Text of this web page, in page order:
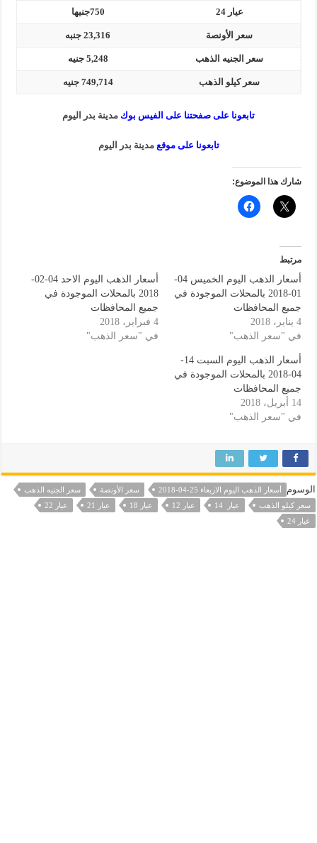
عيار 24 750جنيها
سعر الأونصة 23,316 جنبه
سعر الجنيه الذهب 5,248 جنيه
سعر كيلو الذهب 749,714 جنيه
تابعونا على صفحتنا على الفيس بوك مدينة بدر اليوم
تابعونا على موقع مدينة بدر اليوم
شارك هذا الموضوع:
مرتبط
أسعار الذهب اليوم الخميس 04-
01-2018 بالمحلات الموجودة في
جميع المحافظات
4 يناير، 2018
في "سعر الذهب"
أسعار الذهب اليوم الاحد 04-02-
2018 بالمحلات الموجودة في
جميع المحافظات
4 فبراير، 2018
في "سعر الذهب"
أسعار الذهب اليوم السبت 14-
04-2018 بالمحلات الموجودة في
جميع المحافظات
14 أبريل، 2018
في "سعر الذهب"
الوسوم أسعار الذهب اليوم الاربعاء 25-04-2018 سعر الأونصة
سعر الجنيه الذهب
سعر كيلو الذهب
عيار 14 عيار 12 عيار 18 عيار 21
عيار 22
عيار 24